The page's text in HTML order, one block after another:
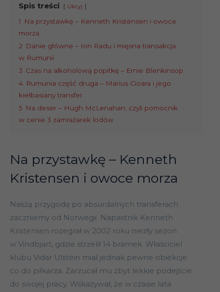
Spis treści Ukryj
1
Na przystawkę – Kenneth Kristensen i owoce
morza
2 Danie główne – Ion Radu i mięsna transakcja
w Rumunii
3 Czas na alkoholową popitkę – Ernie Blenkinsop
4 Rumunia część druga – Marius Cioara i jego
kiełbasiany transfer
5 Na deser – Hugh McLenahan, czyli pomocnik
w cenie 3 zamrażarek lodów
Na przystawkę – Kenneth
Kristensen i owoce morza
Naszą przygodę po absurdalnych transferach
zaczniemy od Norwegii. Napastnik Kenneth
Kristensen rozegrał w 2002 roku niezły sezon
w Vindbjart, gdzie strzelił 14 bramek. Właściciel
klubu Vidar Ulstein miał jednak pewne obiekcje
co do piłkarza. Zarzucał mu zbyt lekkie podejście
do swojej pracy. Wskazywał, że w czasie lata